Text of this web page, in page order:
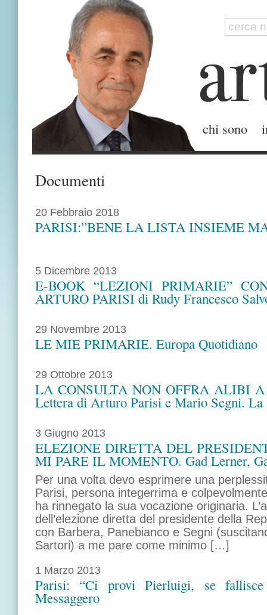
chi sono
Documenti
20 Febbraio 2018
PARISI:”BENE LA LISTA INSIEME
5 Dicembre 2013
E-BOOK “LEZIONI PRIMARIE”
ARTURO PARISI di Rudy Francesco
29 Novembre 2013
LE MIE PRIMARIE. Europa Quotidiano
29 Ottobre 2013
LA CONSULTA NON OFFRA ALIBI
Lettera di Arturo Parisi e Mario Segni. La
3 Giugno 2013
ELEZIONE DIRETTA DEL
MI PARE IL MOMENTO. Gad Lerner,
Per una volta devo esprimere una
Parisi, persona integerrima e
ha rinnegato la sua vocazione originaria.
dell’elezione diretta del presidente della
con Barbera, Panebianco e Segni
Sartori) a me pare come minimo […]
1 Marzo 2013
Parisi: “Ci provi Pierluigi, se
Messaggero